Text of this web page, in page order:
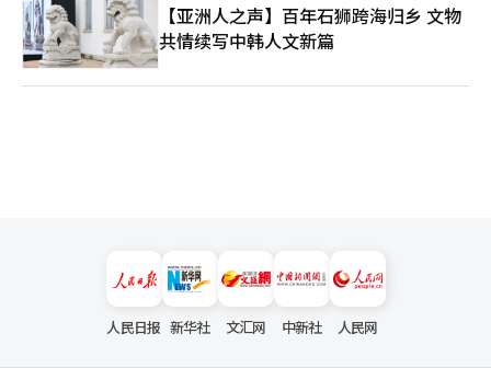
【亚洲人之声】百年石狮跨海归乡 文物
共情续写中韩人文新篇
人民日报 新华社 文汇网 中新社 人民网